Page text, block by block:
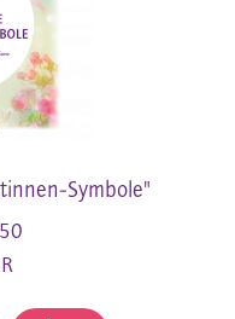
Symbole"